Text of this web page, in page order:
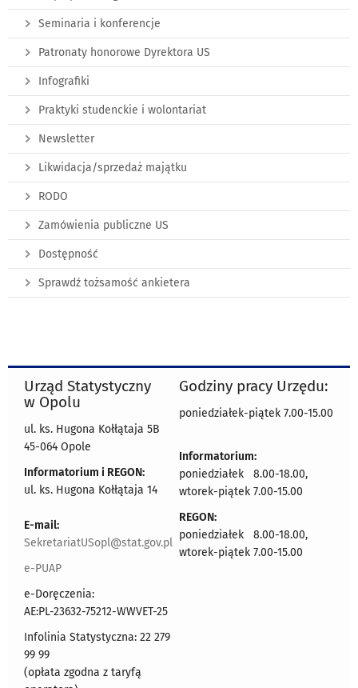
Seminaria i konferencje
Patronaty honorowe Dyrektora US
Infografiki
Praktyki studenckie i wolontariat
Newsletter
Likwidacja/sprzedaż majątku
RODO
Zamówienia publiczne US
Dostępność
Sprawdź tożsamość ankietera
Urząd Statystyczny
w Opolu
ul. ks. Hugona Kołłątaja 5B
45-064 Opole
Informatorium i REGON:
ul. ks. Hugona Kołłątaja 14
E-mail:
SekretariatUSopl@stat.gov.pl
e-PUAP
e-Doręczenia:
AE:PL-23632-75212-WWVET-25
Infolinia Statystyczna: 22 279
99 99
(opłata zgodna z taryfą
Godziny pracy Urzędu:
poniedziałek-piątek 7.00-15.00
Informatorium:
poniedziałek 8.00-18.00,
wtorek-piątek 7.00-15.00
REGON:
poniedziałek 8.00-18.00,
wtorek-piątek 7.00-15.00